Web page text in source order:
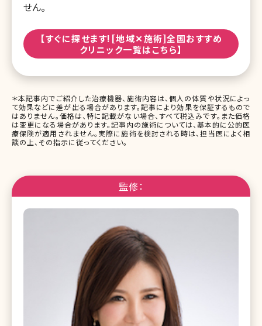
せん。
【すぐに探せます![地域✕施術]全国おすすめ
クリニック一覧はこちら】
＊本記事内でご紹介した治療機器、施術内容は、個人の体質や状況によっ
て効果などに差が出る場合があります。記事により効果を保証するもので
はありません。価格は、特に記載がない場合、すべて税込みです。また価格
は変更になる場合があります。記事内の施術については、基本的に公的医
療保険が適用されません。実際に施術を検討される時は、担当医によく相
談の上、その指示に従ってください。
監修：